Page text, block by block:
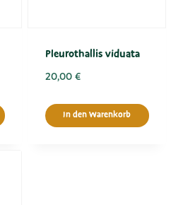
Pleurothallis viduata
20,00 €
In den Warenkorb